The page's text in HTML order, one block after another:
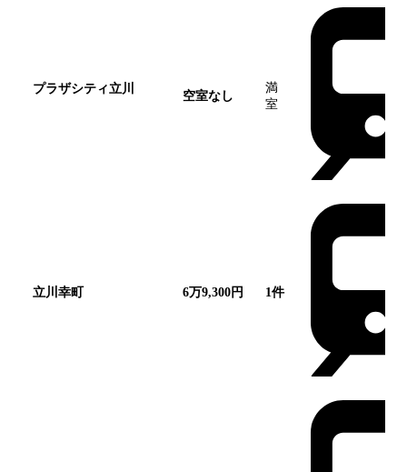
プラザシティ立川
空室なし
満
室
立川幸町 6万9,300円 1件